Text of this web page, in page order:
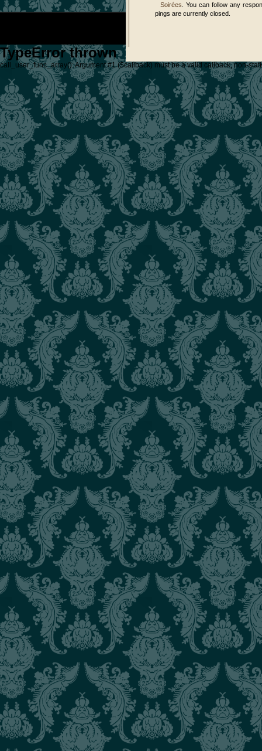
Soirées . You can follow any
pings are currently closed.
TypeError thrown
call_user_func_array(): Argument #1 ($callback) must be a valid callback, non-